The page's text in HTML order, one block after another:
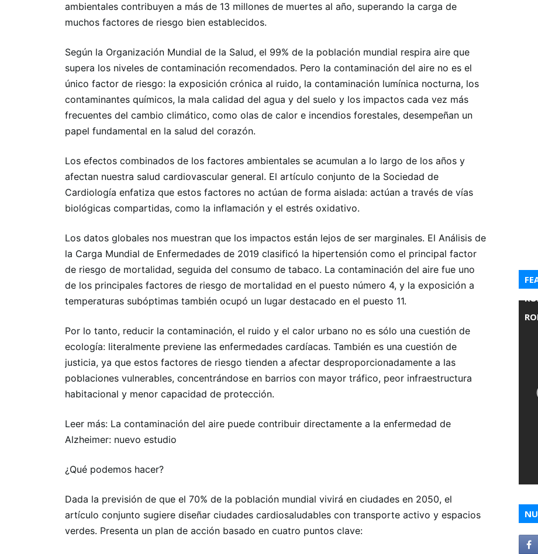
ambientales contribuyen a más de 13 millones de muertes al año, superando la carga de
muchos factores de riesgo bien establecidos.
Según la Organización Mundial de la Salud, el 99% de la población mundial respira aire que
supera los niveles de contaminación recomendados. Pero la contaminación del aire no es el
único factor de riesgo: la exposición crónica al ruido, la contaminación lumínica nocturna, los
contaminantes químicos, la mala calidad del agua y del suelo y los impactos cada vez más
frecuentes del cambio climático, como olas de calor e incendios forestales, desempeñan un
papel fundamental en la salud del corazón.
Los efectos combinados de los factores ambientales se acumulan a lo largo de los años y
afectan nuestra salud cardiovascular general. El artículo conjunto de la Sociedad de
Cardiología enfatiza que estos factores no actúan de forma aislada: actúan a través de vías
biológicas compartidas, como la inflamación y el estrés oxidativo.
Los datos globales nos muestran que los impactos están lejos de ser marginales. El Análisis de
la Carga Mundial de Enfermedades de 2019 clasificó la hipertensión como el principal factor
de riesgo de mortalidad, seguida del consumo de tabaco. La contaminación del aire fue uno
de los principales factores de riesgo de mortalidad en el puesto número 4, y la exposición a
temperaturas subóptimas también ocupó un lugar destacado en el puesto 11.
Por lo tanto, reducir la contaminación, el ruido y el calor urbano no es sólo una cuestión de
ecología: literalmente previene las enfermedades cardíacas. También es una cuestión de
justicia, ya que estos factores de riesgo tienden a afectar desproporcionadamente a las
poblaciones vulnerables, concentrándose en barrios con mayor tráfico, peor infraestructura
habitacional y menor capacidad de protección.
Leer más: La contaminación del aire puede contribuir directamente a la enfermedad de
Alzheimer: nuevo estudio
¿Qué podemos hacer?
Dada la previsión de que el 70% de la población mundial vivirá en ciudades en 2050, el
artículo conjunto sugiere diseñar ciudades cardiosaludables con transporte activo y espacios
verdes. Presenta un plan de acción basado en cuatro puntos clave: